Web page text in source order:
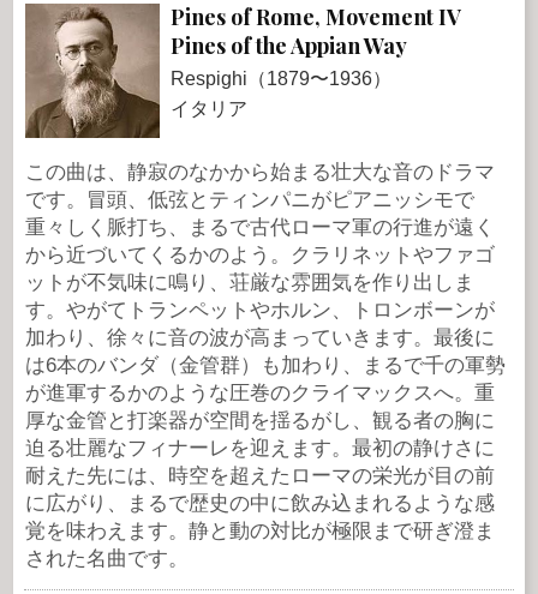
Pines of Rome, Movement IV
Pines of the Appian Way
Respighi（1879〜1936）
イタリア
この曲は、静寂のなかから始まる壮大な音のドラマ
です。冒頭、低弦とティンパニがピアニッシモで
重々しく脈打ち、まるで古代ローマ軍の行進が遠く
から近づいてくるかのよう。クラリネットやファゴ
ットが不気味に鳴り、荘厳な雰囲気を作り出しま
す。やがてトランペットやホルン、トロンボーンが
加わり、徐々に音の波が高まっていきます。最後に
は6本のバンダ（金管群）も加わり、まるで千の軍勢
が進軍するかのような圧巻のクライマックスへ。重
厚な金管と打楽器が空間を揺るがし、観る者の胸に
迫る壮麗なフィナーレを迎えます。最初の静けさに
耐えた先には、時空を超えたローマの栄光が目の前
に広がり、まるで歴史の中に飲み込まれるような感
覚を味わえます。静と動の対比が極限まで研ぎ澄ま
された名曲です。